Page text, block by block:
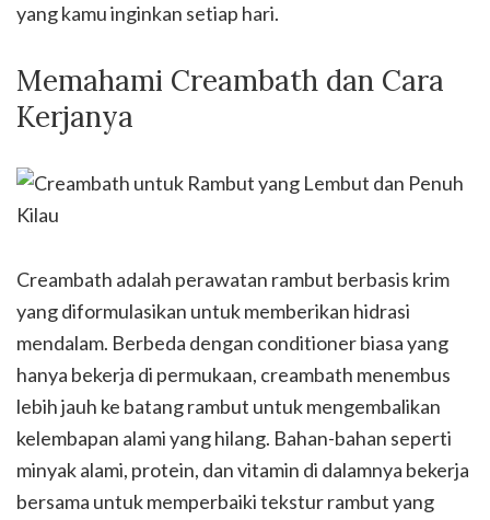
yang kamu inginkan setiap hari.
Memahami Creambath dan Cara
Kerjanya
Creambath adalah perawatan rambut berbasis krim
yang diformulasikan untuk memberikan hidrasi
mendalam. Berbeda dengan conditioner biasa yang
hanya bekerja di permukaan, creambath menembus
lebih jauh ke batang rambut untuk mengembalikan
kelembapan alami yang hilang. Bahan-bahan seperti
minyak alami, protein, dan vitamin di dalamnya bekerja
bersama untuk memperbaiki tekstur rambut yang